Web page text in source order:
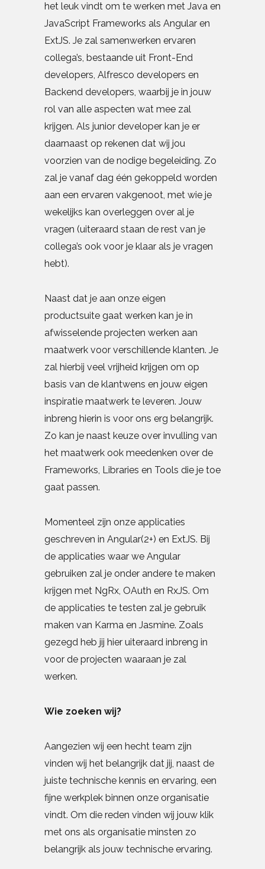
het leuk vindt om te werken met Java en
JavaScript Frameworks als Angular en
ExtJS. Je zal samenwerken ervaren
collega’s, bestaande uit Front-End
developers, Alfresco developers en
Backend developers, waarbij je in jouw
rol van alle aspecten wat mee zal
krijgen. Als junior developer kan je er
daarnaast op rekenen dat wij jou
voorzien van de nodige begeleiding. Zo
zal je vanaf dag één gekoppeld worden
aan een ervaren vakgenoot, met wie je
wekelijks kan overleggen over al je
vragen (uiteraard staan de rest van je
collega’s ook voor je klaar als je vragen
hebt).
Naast dat je aan onze eigen
productsuite gaat werken kan je in
afwisselende projecten werken aan
maatwerk voor verschillende klanten. Je
zal hierbij veel vrijheid krijgen om op
basis van de klantwens en jouw eigen
inspiratie maatwerk te leveren. Jouw
inbreng hierin is voor ons erg belangrijk.
Zo kan je naast keuze over invulling van
het maatwerk ook meedenken over de
Frameworks, Libraries en Tools die je toe
gaat passen.
Momenteel zijn onze applicaties
geschreven in Angular(2+) en ExtJS. Bij
de applicaties waar we Angular
gebruiken zal je onder andere te maken
krijgen met NgRx, OAuth en RxJS. Om
de applicaties te testen zal je gebruik
maken van Karma en Jasmine. Zoals
gezegd heb jij hier uiteraard inbreng in
voor de projecten waaraan je zal
werken.
Wie zoeken wij?
Aangezien wij een hecht team zijn
vinden wij het belangrijk dat jij, naast de
juiste technische kennis en ervaring, een
fijne werkplek binnen onze organisatie
vindt. Om die reden vinden wij jouw klik
met ons als organisatie minsten zo
belangrijk als jouw technische ervaring.